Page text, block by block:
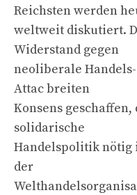
Reichsten werden
weltweit diskutiert.
Widerstand gegen
neoliberale
Attac breiten
Konsens
solidarische
Handelspolitik nötig
der